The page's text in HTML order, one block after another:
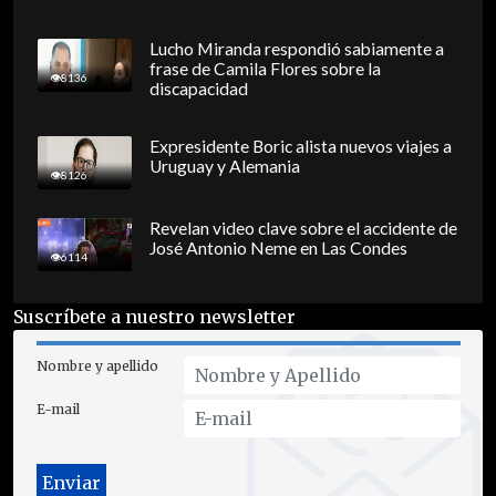
8136
Lucho Miranda respondió sabiamente a
frase de Camila Flores sobre la
discapacidad
8126
Expresidente Boric alista nuevos viajes a
Uruguay y Alemania
6114
Revelan video clave sobre el accidente de
José Antonio Neme en Las Condes
Suscríbete a nuestro newsletter
Nombre y apellido
E-mail